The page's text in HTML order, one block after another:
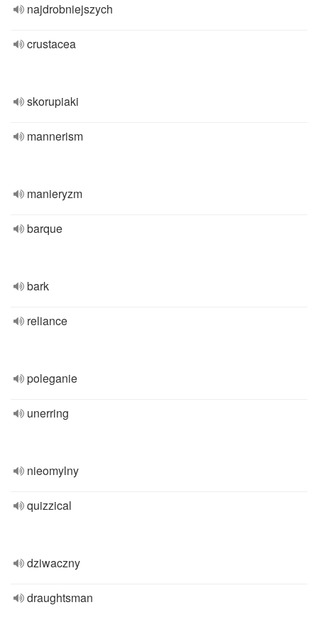
najdrobniejszych
crustacea
skorupiaki
mannerism
manieryzm
barque
bark
reliance
poleganie
unerring
nieomylny
quizzical
dziwaczny
draughtsman